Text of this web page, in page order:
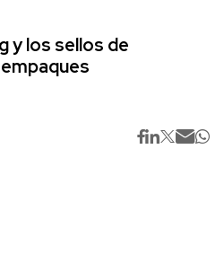
y los sellos de